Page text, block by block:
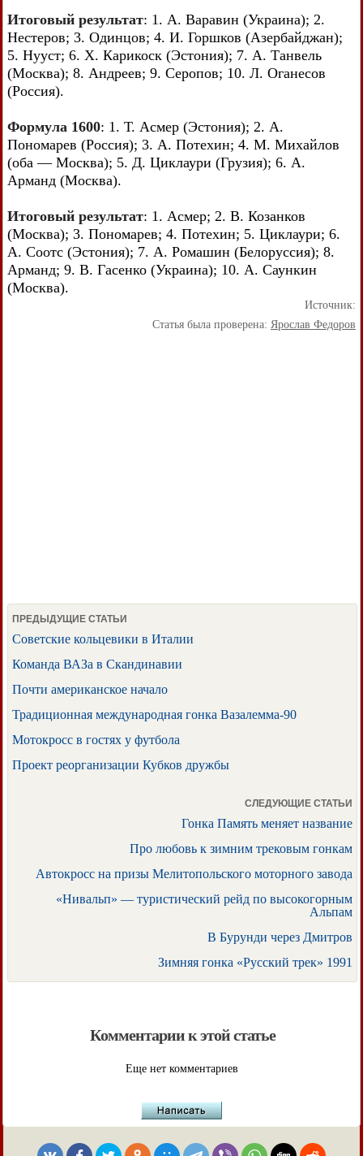
Итоговый результат: 1. А. Варавин (Украина); 2.
Нестеров; 3. Одинцов; 4. И. Горшков (Азербайджан);
5. Нууст; 6. X. Карикоск (Эстония); 7. А. Танвель
(Москва); 8. Андреев; 9. Серопов; 10. Л. Оганесов
(Россия).
Формула 1600: 1. Т. Асмер (Эстония); 2. А.
Пономарев (Россия); 3. А. Потехин; 4. М. Михайлов
(оба — Москва); 5. Д. Циклаури (Грузия); 6. А.
Арманд (Москва).
Итоговый результат: 1. Асмер; 2. В. Козанков
(Москва); 3. Пономарев; 4. Потехин; 5. Циклаури; 6.
А. Соотс (Эстония); 7. А. Ромашин (Белоруссия); 8.
Арманд; 9. В. Гасенко (Украина); 10. А. Саункин
(Москва).
Источник:
Статья была проверена: Ярослав Федоров
ПРЕДЫДУЩИЕ СТАТЬИ
Советские кольцевики в Италии
Команда ВАЗа в Скандинавии
Почти американское начало
Традиционная международная гонка Вазалемма-90
Мотокросс в гостях у футбола
Проект реорганизации Кубков дружбы
СЛЕДУЮЩИЕ СТАТЬИ
Гонка Память меняет название
Про любовь к зимним трековым гонкам
Автокросс на призы Мелитопольского моторного завода
«Нивальп» — туристический рейд по высокогорным
Альпам
В Бурунди через Дмитров
Зимняя гонка «Русский трек» 1991
Комментарии к этой статье
Еще нет комментариев